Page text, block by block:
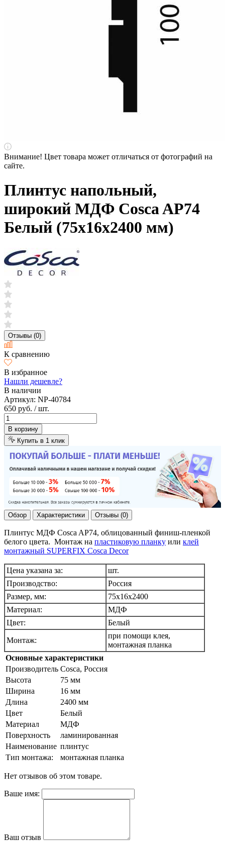
Внимание! Цвет товара может отличаться от фотографий на
сайте.
Плинтус напольный,
широкий МДФ Cosca AP74
Белый (75х16х2400 мм)
Отзывы (0)
К сравнению
В избранное
Нашли дешевле?
В наличии
Артикул: NP-40784
650 руб. / шт.
В корзину
Купить в 1 клик
Обзор Характеристики Отзывы (0)
Плинтус МДФ Cosca AP74, облицованный финиш-пленкой
белого цвета. Монтаж на пластиковую планку или клей
монтажный SUPERFIX Cosca Decor
Цена указана за:
шт.
Производство:
Россия
Размер, мм:
75x16х2400
Материал:
МДФ
Цвет:
Белый
Монтаж:
при помощи клея,
монтажная планка
Основные характеристики
Производитель Cosca, Россия
Высота
75 мм
Ширина
16 мм
Длина
2400 мм
Цвет
Белый
Материал
МДФ
Поверхность
ламинированная
Наименование плинтус
Тип монтажа:
монтажная планка
Нет отзывов об этом товаре.
Ваше имя:
Ваш отзыв